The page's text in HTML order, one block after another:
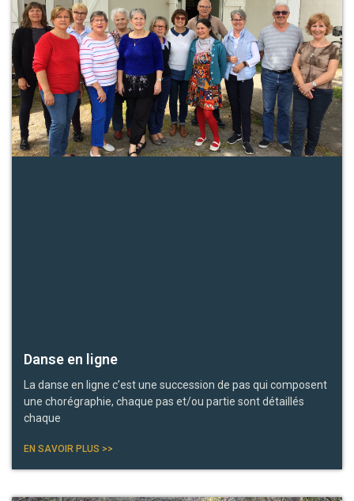
Danse en ligne
La danse en ligne c’est une succession de pas qui composent
une chorégraphie, chaque pas et/ou partie sont détaillés
chaque
EN SAVOIR PLUS >>